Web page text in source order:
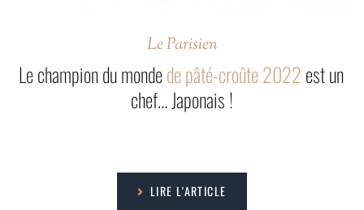
Le Parisien
Le champion du mondede pâté-croûte 2022est un
chef… Japonais !
LIRE L'ARTICLE